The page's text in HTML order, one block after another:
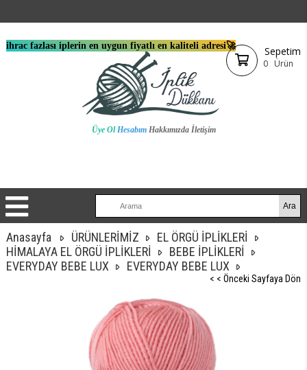
ihrac fazlası iplerin en uygun fiyatlı en kaliteli adresi🚀
Üye Ol Hesabım Hakkımızda İletişim
Sepetim
0 Ürün
Anasayfa ÜRÜNLERİMİZ
EL ÖRGÜ İPLİKLERİ
HİMALAYA EL ÖRGÜ İPLİKLERİ
BEBE İPLİKLERİ
EVERYDAY BEBE LUX
EVERYDAY BEBE LUX
< < Önceki Sayfaya Dön